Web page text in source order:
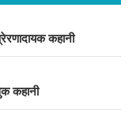
कहानी
कहानी